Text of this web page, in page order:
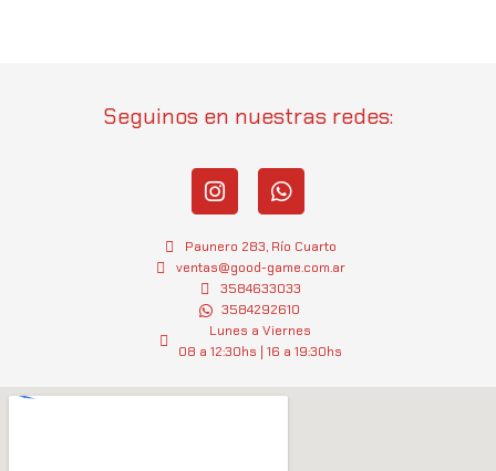
Seguinos en nuestras redes:
I
n
t
a
g
r
a
m
W
h
t
s
a
p
p
Paunero 283, Río Cuarto
ventas@good-game.com.ar
3584633033
3584292610
Lunes a Viernes
08 a 12:30hs | 16 a 19:30hs